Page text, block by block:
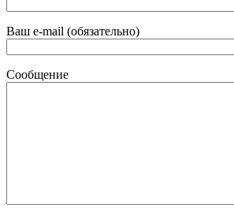
Ваш e-mail (обязательно)
Сообщение